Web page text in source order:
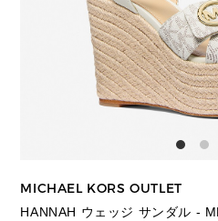
MICHAEL KORS OUTLET
HANNAH ウェッジ サンダル -